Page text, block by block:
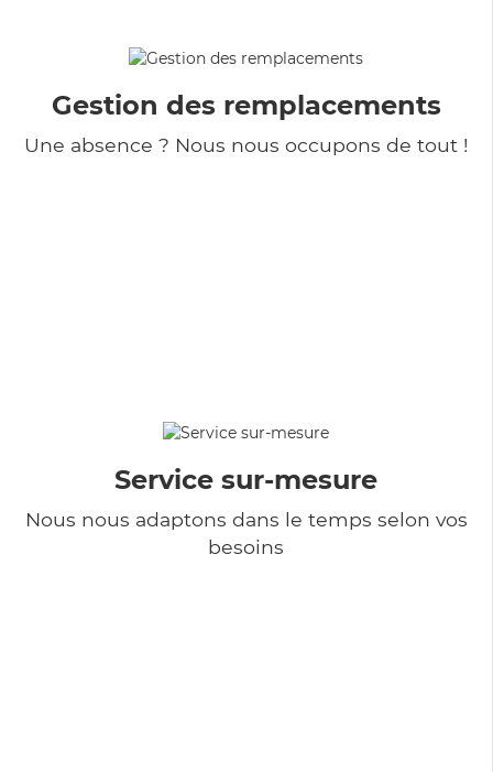
Gestion des remplacements
Une absence ? Nous nous occupons de tout !
Service sur-mesure
Nous nous adaptons dans le temps selon vos
besoins